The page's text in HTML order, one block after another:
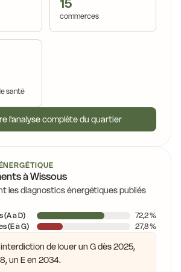
15
commerces
santé
l'analyse complète du quartier
à Wissous
les diagnostics énergétiques publiés
(A à D)
72,2 %
(E à G)
27,8 %
de louer un G dès 2025,
un E en 2034.